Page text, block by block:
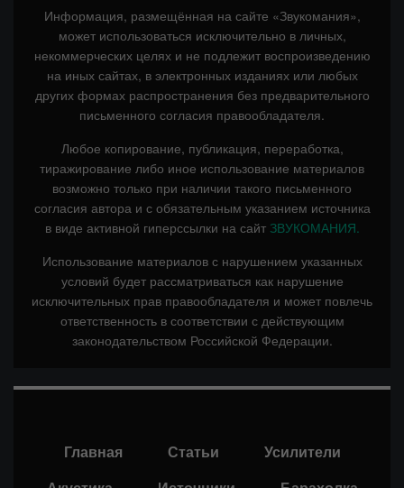
Информация, размещённая на сайте «Звукомания»,
может использоваться исключительно в личных,
некоммерческих целях и не подлежит воспроизведению
на иных сайтах, в электронных изданиях или любых
других формах распространения без предварительного
письменного согласия правообладателя.
Любое копирование, публикация, переработка,
тиражирование либо иное использование материалов
возможно только при наличии такого письменного
согласия автора и с обязательным указанием источника
в виде активной гиперссылки на сайт ЗВУКОМАНИЯ.
Использование материалов с нарушением указанных
условий будет рассматриваться как нарушение
исключительных прав правообладателя и может повлечь
ответственность в соответствии с действующим
законодательством Российской Федерации.
Главная Статьи
Усилители